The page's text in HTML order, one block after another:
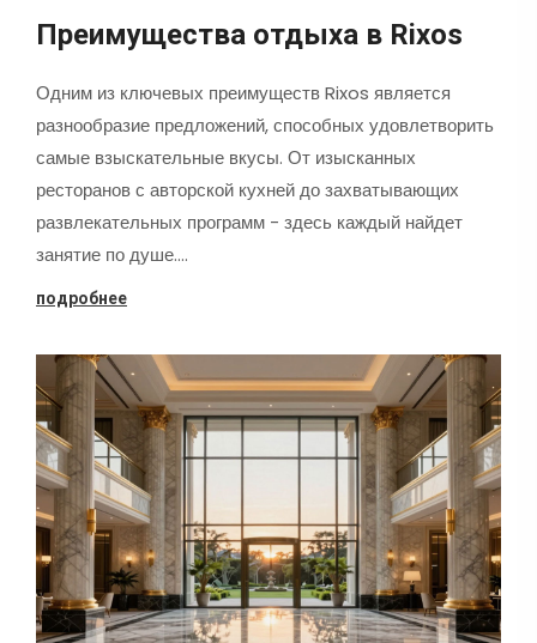
Преимущества отдыха в Rixos
Одним из ключевых преимуществ Rixos является
разнообразие предложений, способных удовлетворить
самые взыскательные вкусы. От изысканных
ресторанов с авторской кухней до захватывающих
развлекательных программ - здесь каждый найдет
занятие по душе.…
подробнее